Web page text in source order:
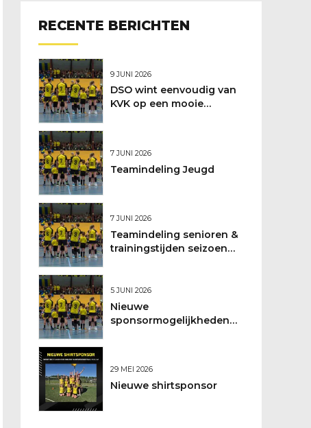
RECENTE BERICHTEN
9 JUNI 2026
DSO wint eenvoudig van
KVK op een mooie
7 JUNI 2026
Teamindeling Jeugd
7 JUNI 2026
Teamindeling senioren &
trainingstijden seizoen
5 JUNI 2026
Nieuwe
sponsormogelijkheden
29 MEI 2026
Nieuwe shirtsponsor